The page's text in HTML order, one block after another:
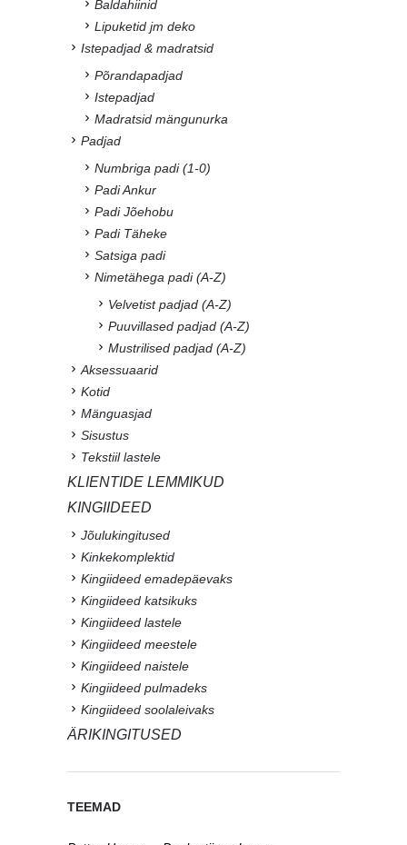
Baldahiinid
Lipuketid jm deko
Istepadjad & madratsid
Põrandapadjad
Istepadjad
Madratsid mängunurka
Padjad
Numbriga padi (1-0)
Padi Ankur
Padi Jõehobu
Padi Täheke
Satsiga padi
Nimetähega padi (A-Z)
Velvetist padjad (A-Z)
Puuvillased padjad (A-Z)
Mustrilised padjad (A-Z)
Aksessuaarid
Kotid
Mänguasjad
Sisustus
Tekstiil lastele
KLIENTIDE LEMMIKUD
KINGIIDEED
Jõulukingitused
Kinkekomplektid
Kingiideed emadepäevaks
Kingiideed katsikuks
Kingiideed lastele
Kingiideed meestele
Kingiideed naistele
Kingiideed pulmadeks
Kingiideed soolaleivaks
ÄRIKINGITUSED
TEEMAD